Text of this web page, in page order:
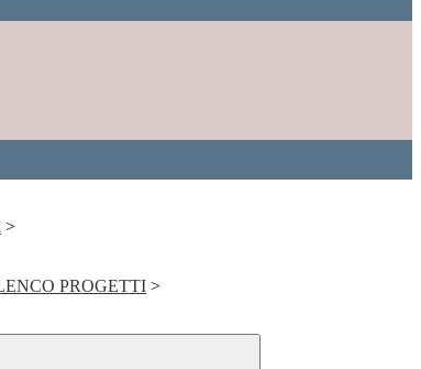
>
PROGETTI >